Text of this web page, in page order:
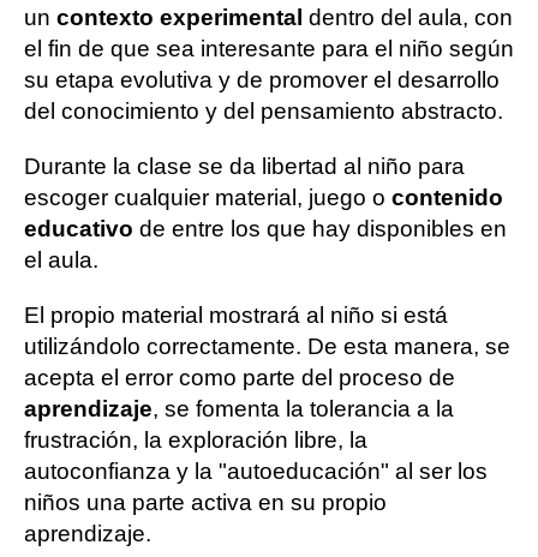
un contexto experimental dentro del aula, con
el fin de que sea interesante para el niño según
su etapa evolutiva y de promover el desarrollo
del conocimiento y del pensamiento abstracto.
Durante la clase se da libertad al niño para
escoger cualquier material, juego o contenido
educativo de entre los que hay disponibles en
el aula.
El propio material mostrará al niño si está
utilizándolo correctamente. De esta manera, se
acepta el error como parte del proceso de
aprendizaje, se fomenta la tolerancia a la
frustración, la exploración libre, la
autoconfianza y la "autoeducación" al ser los
niños una parte activa en su propio
aprendizaje.